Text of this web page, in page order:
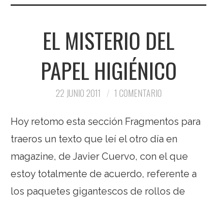
EL MISTERIO DEL
PAPEL HIGIÉNICO
22 JUNIO 2011 1 COMENTARIO
Hoy retomo esta sección Fragmentos para
traeros un texto que leí el otro día en
magazine, de Javier Cuervo, con el que
estoy totalmente de acuerdo, referente a
los paquetes gigantescos de rollos de